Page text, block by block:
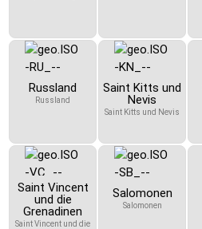
Russland
Russland
Saint Kitts und
Nevis
Saint Kitts und Nevis
Saint Vincent
und die
Grenadinen
Saint Vincent und die
Salomonen
Salomonen